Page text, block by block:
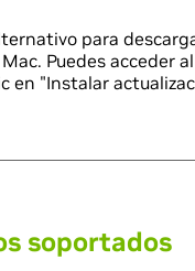
para
Puedes acceder
en "Instalar
soportados